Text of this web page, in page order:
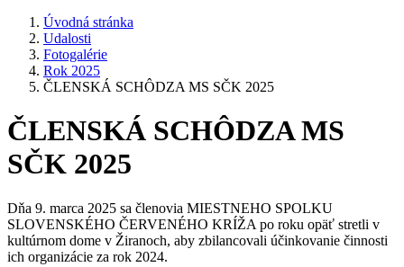
Úvodná stránka
Udalosti
Fotogalérie
Rok 2025
ČLENSKÁ SCHÔDZA MS SČK 2025
ČLENSKÁ SCHÔDZA MS
SČK 2025
Dňa 9. marca 2025 sa členovia MIESTNEHO SPOLKU
SLOVENSKÉHO ČERVENÉHO KRÍŽA po roku opäť stretli v
kultúrnom dome v Žiranoch, aby zbilancovali účinkovanie činnosti
ich organizácie za rok 2024.